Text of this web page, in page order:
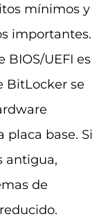
mínimos y
importantes.
UEFI es
BitLocker se
placa base. Si
antigua,
de